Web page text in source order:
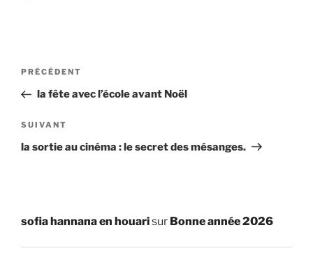
Navigation
l’article
Article
précédent
PRÉCÉDENT
la fête avec l’école avant Noël
Article
suivant
SUIVANT
la sortie au cinéma : le secret des mésanges.
sofia hannana en houarisur Bonne année 2026